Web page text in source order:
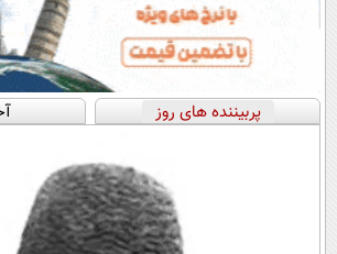
پربیننده های روز